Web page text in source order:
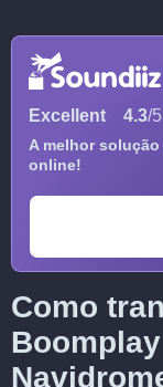
Excellent 4.3/5
A melhor
online!
Como